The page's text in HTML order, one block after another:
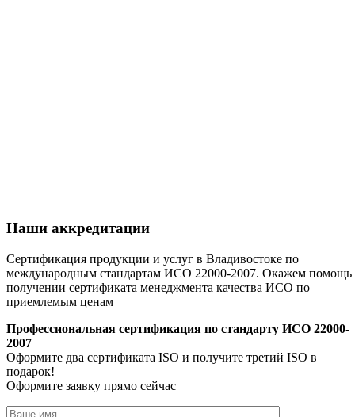
Наши аккредитации
Сертификация продукции и услуг в Владивостоке по
международным стандартам ИСО 22000-2007. Окажем помощь
получении сертификата менеджмента качества ИСО по
приемлемым ценам
Профессиональная сертификация по стандарту ИСО 22000-
2007
Оформите два сертификата ISO и получите третий ISO в
подарок!
Оформите заявку прямо сейчас